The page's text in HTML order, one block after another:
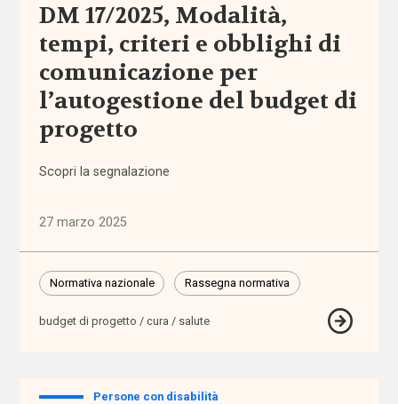
accomodamenti
ragionevoli
accreditamento
adolescenti
DM 17/2025, Modalità,
tempi, criteri e obblighi di
comunicazione per
l’autogestione del budget di
progetto
Scopri la segnalazione
27 marzo 2025
Normativa nazionale Rassegna normativa
budget di progetto / cura / salute
Persone con disabilità